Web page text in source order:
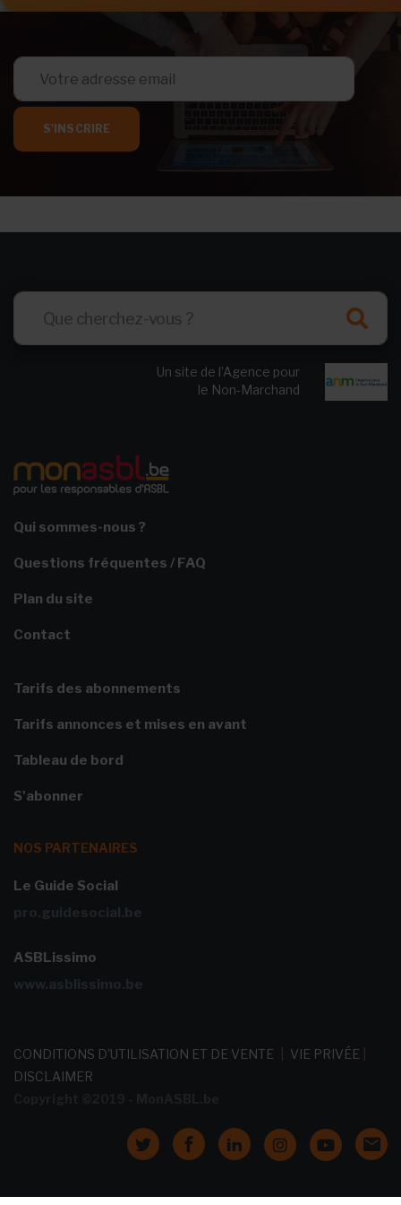
S'INSCRIRE
Un site de l’Agence pour
le Non-Marchand
Qui sommes-nous ?
Questions fréquentes / FAQ
Plan du site
Contact
Tarifs des abonnements
Tarifs annonces et mises en avant
Tableau de bord
S'abonner
NOS PARTENAIRES
Le Guide Social
pro.guidesocial.be
ASBLissimo
www.asblissimo.be
CONDITIONS D'UTILISATION ET DE VENTE VIE PRIVÉE
DISCLAIMER